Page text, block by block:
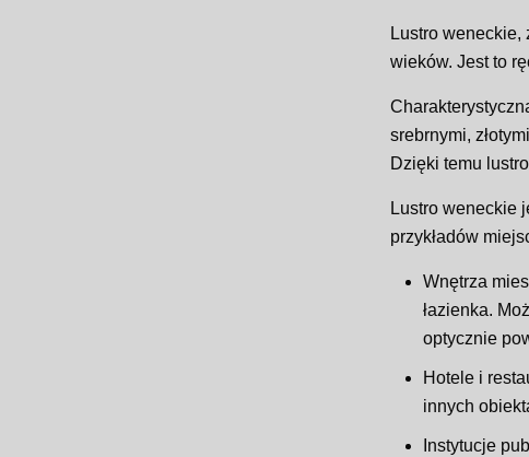
Lustro weneckie,
wieków. Jest to
srebrnymi,
Dzięki temu
Lustro weneckie
przykładów
Wnętrza
łazienka.
optycznie
Hotele i
innych
Instytucje